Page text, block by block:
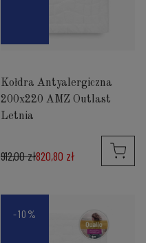
Kołdra Antyalergiczna
200x220 AMZ Outlast
Letnia
820,80 zł
912,00 zł
-10%